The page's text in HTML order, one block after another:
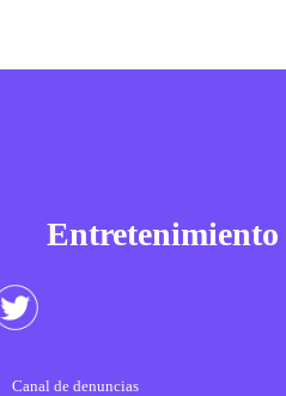
Entretenimiento
Canal de denuncias